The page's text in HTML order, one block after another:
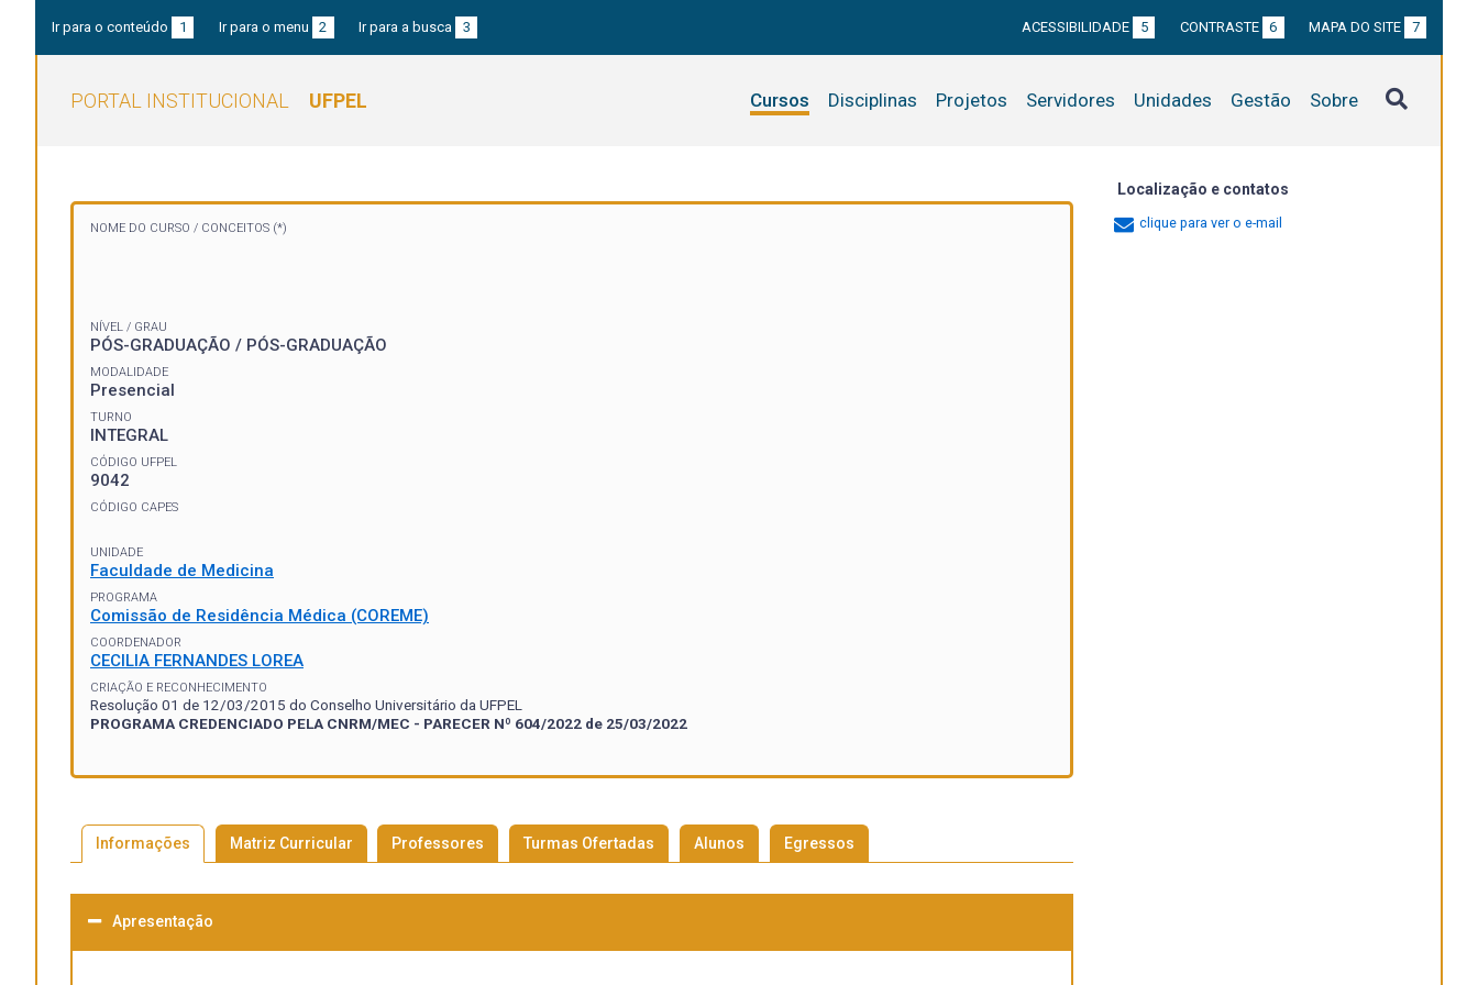
Ir para o conteúdo 1 Ir para o menu 2 Ir para a busca 3 ACESSIBILIDADE 5 CONTRASTE 6 MAPA DO SITE 7
PORTAL INSTITUCIONAL UFPEL Cursos Disciplinas Projetos Servidores Unidades Gestão Sobre
NOME DO CURSO / CONCEITOS (*)
NÍVEL / GRAU
PÓS-GRADUAÇÃO / PÓS-GRADUAÇÃO
MODALIDADE
Presencial
TURNO
INTEGRAL
CÓDIGO UFPEL
9042
CÓDIGO CAPES
UNIDADE
Faculdade de Medicina
PROGRAMA
Comissão de Residência Médica (COREME)
COORDENADOR
CECILIA FERNANDES LOREA
CRIAÇÃO E RECONHECIMENTO
Resolução 01 de 12/03/2015 do Conselho Universitário da UFPEL
PROGRAMA CREDENCIADO PELA CNRM/MEC - PARECER Nº 604/2022 de 25/03/2022
Informações Matriz Curricular Professores Turmas Ofertadas Alunos Egressos
Apresentação
Localização e contatos
clique para ver o e-mail